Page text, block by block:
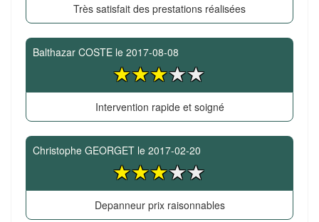
Très satisfait des prestations réalisées
Balthazar COSTE le 2017-08-08
Intervention rapide et soigné
Christophe GEORGET le 2017-02-20
Depanneur prix raisonnables